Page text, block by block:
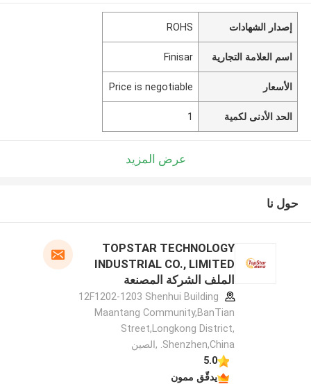
إصدار الشهادات ROHS
اسم العلامة التجارية Finisar
الأسعار Price is negotiable
الحد الأدنى لكمية 1
عرض المزيد
حول نا
TOPSTAR TECHNOLOGY
INDUSTRIAL CO., LIMITED
الملف الشركة المصنعة
12F1202-1203 Shenhui Building
Maantang Community,BanTian
Street,Longkong District,
Shenzhen,China. ,الصين
5.0
يدقّق ممون